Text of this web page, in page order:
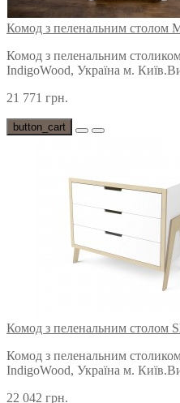
Комод з пеленальним столом
Комод з пеленальним
IndigoWood, Україна м.
21 771 грн.
button_cart
Комод з пеленальним столом
Комод з пеленальним
IndigoWood, Україна м.
22 042 грн.